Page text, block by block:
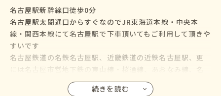
名古屋駅新幹線口徒歩0分
名古屋駅太閤通口からすぐなのでJR東海道本線・中央本
線・関西本線にて名古屋駅で下車頂いてもご利用して頂きや
すいです
名古屋鉄道の名鉄名古屋駅、近畿鉄道の近鉄名古屋駅、更
には名古屋市営地下鉄の東山線・桜通線、あおなみ線、名
鉄バス・名古屋市営バスも名古屋駅に乗り入れているので、
名古屋市の千種区・東区・北区・西区・中村区・中区・昭
続きを読む